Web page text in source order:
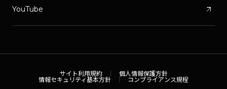
YouTube arrow_outward
サイト利用規約 個人情報保護方針
情報セキュリティ基本方針 コンプライアンス規程